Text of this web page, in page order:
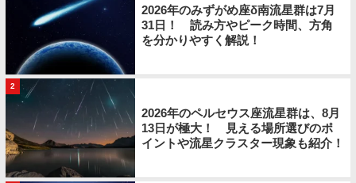
2026年のみずがめ座δ南流星群は7月
31日！ 読み方やピーク時間、方角
を分かりやすく解説！
2
2026年のペルセウス座流星群は、8月
13日が極大！ 見える場所選びのポ
イントや流星クラスター現象も紹介！